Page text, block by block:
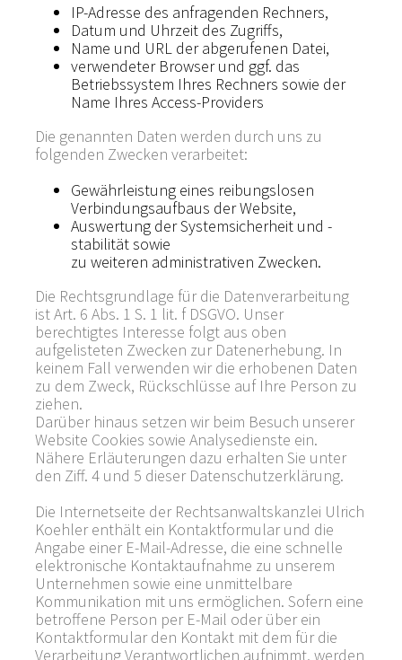
IP-Adresse des anfragenden Rechners,
Datum und Uhrzeit des Zugriffs,
Name und URL der abgerufenen Datei,
verwendeter Browser und ggf. das
Betriebssystem Ihres Rechners sowie der
Name Ihres Access-Providers
Die genannten Daten werden durch uns zu
folgenden Zwecken verarbeitet:
Gewährleistung eines reibungslosen
Verbindungsaufbaus der Website,
Auswertung der Systemsicherheit und -
stabilität sowie
zu weiteren administrativen Zwecken.
Die Rechtsgrundlage für die Datenverarbeitung
ist Art. 6 Abs. 1 S. 1 lit. f DSGVO. Unser
berechtigtes Interesse folgt aus oben
aufgelisteten Zwecken zur Datenerhebung. In
keinem Fall verwenden wir die erhobenen Daten
zu dem Zweck, Rückschlüsse auf Ihre Person zu
ziehen.
Darüber hinaus setzen wir beim Besuch unserer
Website Cookies sowie Analysedienste ein.
Nähere Erläuterungen dazu erhalten Sie unter
den Ziff. 4 und 5 dieser Datenschutzerklärung.
Die Internetseite der Rechtsanwaltskanzlei Ulrich
Koehler enthält ein Kontaktformular und die
Angabe einer E-Mail-Adresse, die eine schnelle
elektronische Kontaktaufnahme zu unserem
Unternehmen sowie eine unmittelbare
Kommunikation mit uns ermöglichen. Sofern eine
betroffene Person per E-Mail oder über ein
Kontaktformular den Kontakt mit dem für die
Verarbeitung Verantwortlichen aufnimmt, werden